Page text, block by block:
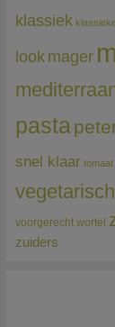
klassiek
look mager
pasta
snel klaar tomaat
vegetarisch
voorgerecht wortel
zuiders